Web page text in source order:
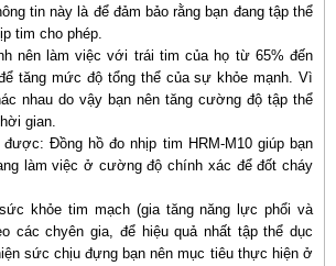
tin này là để đảm bảo rằng bạn đang tập thể
tim cho phép.
nên làm việc với trái tim của họ từ 65% đến
tăng mức độ tổng thể của sự khỏe mạnh. Vì
nhau do vậy bạn nên tăng cường độ tập thể
gian.
Đồng hồ đo nhịp tim HRM-M10 giúp bạn
làm việc ở cường độ chính xác để đốt cháy
khỏe tim mạch (gia tăng năng lực phổi và
các chyên gia, để hiệu quả nhất tập thể dục
sức chịu đựng bạn nên mục tiêu thực hiện ở